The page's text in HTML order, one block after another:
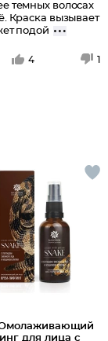
темных волосах
Краска вызывает
подой
4 1
для лица с